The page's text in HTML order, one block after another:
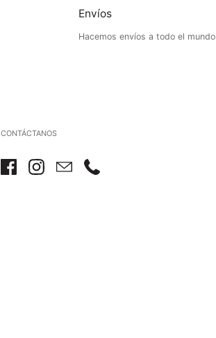
Envíos
Hacemos envíos a todo el mundo
CONTÁCTANOS
FacebookInstagramEmail Phone